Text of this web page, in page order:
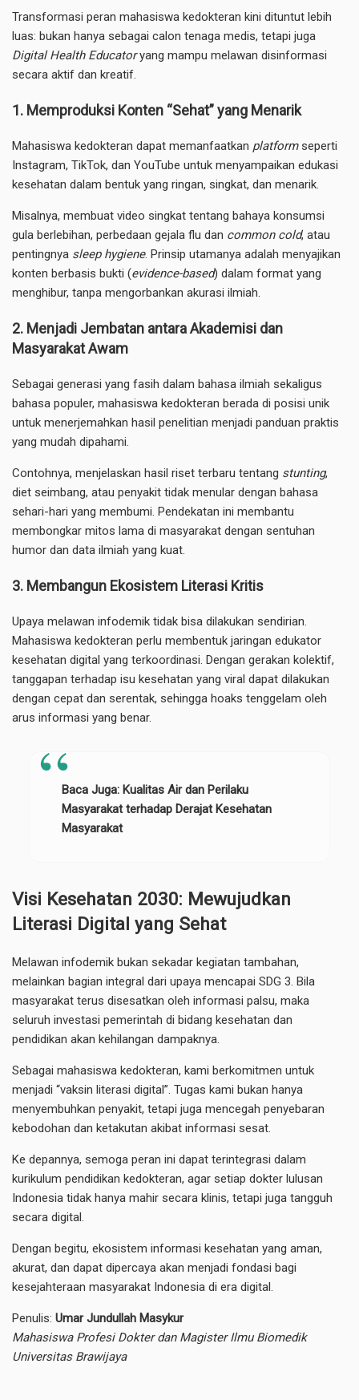
Transformasi peran mahasiswa kedokteran kini dituntut lebih
luas: bukan hanya sebagai calon tenaga medis, tetapi juga
Digital Health Educatoryang mampu melawan disinformasi
secara aktif dan kreatif.
1. Memproduksi Konten “Sehat” yang Menarik
Mahasiswa kedokteran dapat memanfaatkan platformseperti
Instagram, TikTok, dan YouTube untuk menyampaikan edukasi
kesehatan dalam bentuk yang ringan, singkat, dan menarik.
Misalnya, membuat video singkat tentang bahaya konsumsi
gula berlebihan, perbedaan gejala flu dan common cold, atau
pentingnya sleep hygiene. Prinsip utamanya adalah menyajikan
konten berbasis bukti (evidence-based) dalam format yang
menghibur, tanpa mengorbankan akurasi ilmiah.
2. Menjadi Jembatan antara Akademisi dan
Masyarakat Awam
Sebagai generasi yang fasih dalam bahasa ilmiah sekaligus
bahasa populer, mahasiswa kedokteran berada di posisi unik
untuk menerjemahkan hasil penelitian menjadi panduan praktis
yang mudah dipahami.
Contohnya, menjelaskan hasil riset terbaru tentang stunting,
diet seimbang, atau penyakit tidak menular dengan bahasa
sehari-hari yang membumi. Pendekatan ini membantu
membongkar mitos lama di masyarakat dengan sentuhan
humor dan data ilmiah yang kuat.
3. Membangun Ekosistem Literasi Kritis
Upaya melawan infodemik tidak bisa dilakukan sendirian.
Mahasiswa kedokteran perlu membentuk jaringan edukator
kesehatan digital yang terkoordinasi. Dengan gerakan kolektif,
tanggapan terhadap isu kesehatan yang viral dapat dilakukan
dengan cepat dan serentak, sehingga hoaks tenggelam oleh
arus informasi yang benar.
Baca Juga: Kualitas Air dan Perilaku
Masyarakat terhadap Derajat Kesehatan
Masyarakat
Visi Kesehatan 2030: Mewujudkan
Literasi Digital yang Sehat
Melawan infodemik bukan sekadar kegiatan tambahan,
melainkan bagian integral dari upaya mencapai SDG 3. Bila
masyarakat terus disesatkan oleh informasi palsu, maka
seluruh investasi pemerintah di bidang kesehatan dan
pendidikan akan kehilangan dampaknya.
Sebagai mahasiswa kedokteran, kami berkomitmen untuk
menjadi “vaksin literasi digital”. Tugas kami bukan hanya
menyembuhkan penyakit, tetapi juga mencegah penyebaran
kebodohan dan ketakutan akibat informasi sesat.
Ke depannya, semoga peran ini dapat terintegrasi dalam
kurikulum pendidikan kedokteran, agar setiap dokter lulusan
Indonesia tidak hanya mahir secara klinis, tetapi juga tangguh
secara digital.
Dengan begitu, ekosistem informasi kesehatan yang aman,
akurat, dan dapat dipercaya akan menjadi fondasi bagi
kesejahteraan masyarakat Indonesia di era digital.
Penulis: Umar Jundullah Masykur
Mahasiswa Profesi Dokter dan Magister Ilmu Biomedik
Universitas Brawijaya